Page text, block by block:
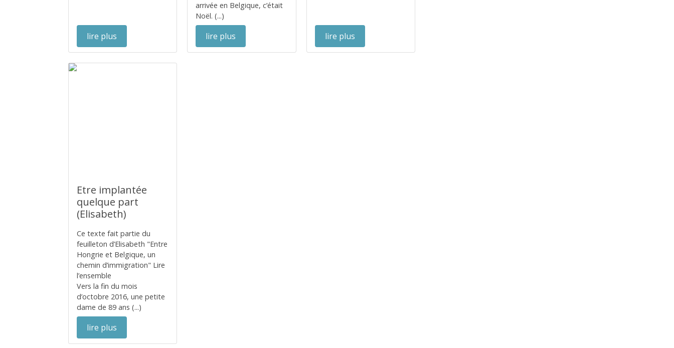
lire plus
arrivée en Belgique, c’était
Noël. (...)
lire plus lire plus
Etre implantée
quelque part
(Elisabeth)
Ce texte fait partie du
feuilleton d’Elisabeth "Entre
Hongrie et Belgique, un
chemin d’immigration" Lire
l’ensemble
Vers la fin du mois
d’octobre 2016, une petite
dame de 89 ans (...)
lire plus